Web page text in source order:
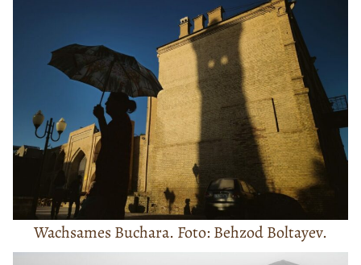
Wachsames Buchara. Foto: Behzod Boltayev.